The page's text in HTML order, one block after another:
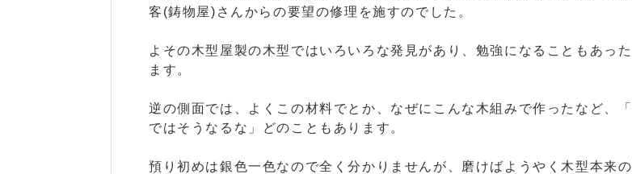
客(鋳物屋)さんからの要望の修理を施すのでした。
よその木型屋製の木型ではいろいろな発見があり、勉強になることもあっ
ます。
逆の側面では、よくこの材料でとか、なぜにこんな木組みで作ったなど、
ではそうなるな」どのこともあります。
預り初めは銀色一色なので全く分かりませんが、磨けばようやく木型本来